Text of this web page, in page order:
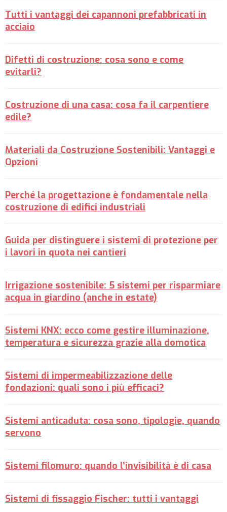
Tutti i vantaggi dei capannoni prefabbricati in
acciaio
Difetti di costruzione: cosa sono e come
evitarli?
Costruzione di una casa: cosa fa il carpentiere
edile?
Materiali da Costruzione Sostenibili: Vantaggi e
Opzioni
Perché la progettazione è fondamentale nella
costruzione di edifici industriali
Guida per distinguere i sistemi di protezione per
i lavori in quota nei cantieri
Irrigazione sostenibile: 5 sistemi per risparmiare
acqua in giardino (anche in estate)
Sistemi KNX: ecco come gestire illuminazione,
temperatura e sicurezza grazie alla domotica
Sistemi di impermeabilizzazione delle
fondazioni: quali sono i più efficaci?
Sistemi anticaduta: cosa sono, tipologie, quando
servono
Sistemi filomuro: quando l’invisibilità è di casa
Sistemi di fissaggio Fischer: tutti i vantaggi